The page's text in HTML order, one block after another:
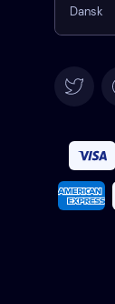
Dansk
Español
Français